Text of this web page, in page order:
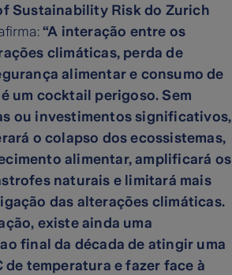
Sustainability Risk do Zurich
“A interação entre os
climáticas, perda de
alimentar e consumo de
um cocktail perigoso. Sem
ou investimentos significativos,
o colapso dos ecossistemas,
alimentar, amplificará os
naturais e limitará mais
das alterações climáticas.
existe ainda uma
final da década de atingir uma
de temperatura e fazer face à